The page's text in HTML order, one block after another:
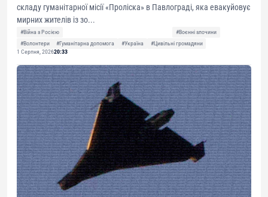
складу гуманітарної місії «Проліска» в Павлограді, яка евакуйовує
мирних жителів із зо...
#Війна з Росією
#Воєнні злочини
#Волонтери
#Гуманітарна допомога #Україна
#Цивільні громадяни
1 Серпня, 202620:33